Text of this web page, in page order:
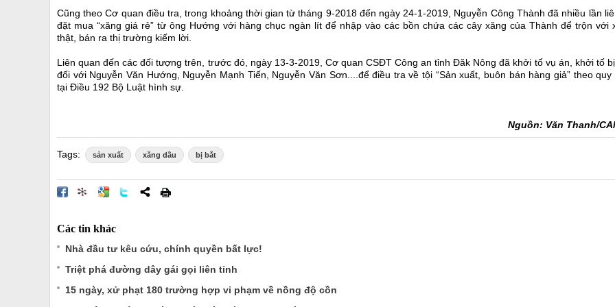
Cũng theo Cơ quan điều tra, trong khoảng thời gian từ tháng 9-2018 đến ngày 24-1-2019, Nguyễn Công Thành đã nhiều lần
đặt mua “xăng giá rẻ” từ ông Hướng với hàng chục ngàn lít để nhập vào các bồn chứa các cây xăng của Thành để trộn với
thật, bán ra thị trường kiếm lời.
Liên quan đến các đối tượng trên, trước đó, ngày 13-3-2019, Cơ quan CSĐT Công an tỉnh Đăk Nông đã khởi tố vụ án, khởi tố
đối với Nguyễn Văn Hướng, Nguyễn Mạnh Tiến, Nguyễn Văn Sơn....để điều tra về tội “Sản xuất, buôn bán hàng giả” theo quy
tại Điều 192 Bộ Luật hình sự.
Nguồn: Văn Thanh/
Tags: sản xuất xăng dầu bị bắt
Các tin khác
Nhà đầu tư kêu cứu, chính quyền bất lực!
Triệt phá đường dây gái gọi liên tỉnh
15 ngày, xử phạt 180 trường hợp vi phạm về nồng độ cồn